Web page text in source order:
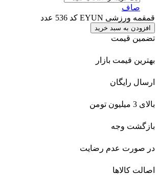
صاف
قمقمه ورزشی EYUN کد 536 عدد
افزودن به سبد خرید
تضمین قیمت
بهترین قیمت بازار
ارسال رایگان
بالای 3 میلیون تومن
بازگشت وجه
در صورت عدم رضایت
اصالت کالاها